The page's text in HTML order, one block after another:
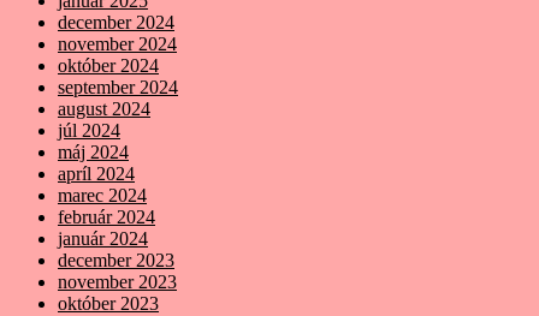
december 2024
november 2024
október 2024
september 2024
august 2024
júl 2024
máj 2024
apríl 2024
marec 2024
február 2024
január 2024
december 2023
november 2023
október 2023